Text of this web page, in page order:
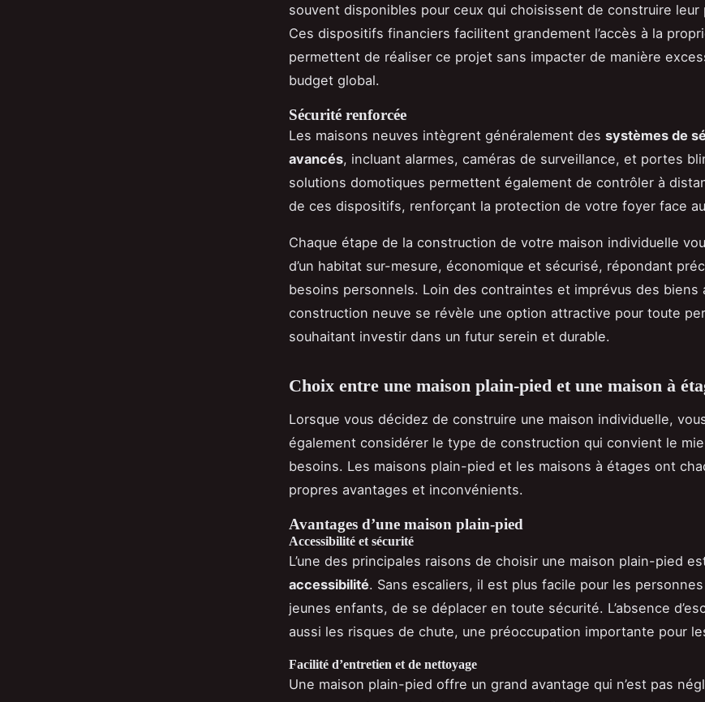
souvent disponibles pour ceux qui choisissent de construire leur
Ces dispositifs financiers facilitent grandement l’accès à la
permettent de réaliser ce projet sans impacter de manière
budget global.
Sécurité renforcée
Les maisons neuves intègrent généralement des systèmes de
avancés, incluant alarmes, caméras de surveillance, et portes
solutions domotiques permettent également de contrôler à
de ces dispositifs, renforçant la protection de votre foyer face
Chaque étape de la construction de votre maison individuelle
d’un habitat sur-mesure, économique et sécurisé, répondant
besoins personnels. Loin des contraintes et imprévus des biens
construction neuve se révèle une option attractive pour toute
souhaitant investir dans un futur serein et durable.
Choix entre une maison plain-pied et une maison à
Lorsque vous décidez de construire une maison individuelle,
également considérer le type de construction qui convient le
besoins. Les maisons plain-pied et les maisons à étages ont
propres avantages et inconvénients.
Avantages d’une maison plain-pied
Accessibilité et sécurité
L’une des principales raisons de choisir une maison plain-pied
accessibilité. Sans escaliers, il est plus facile pour les
jeunes enfants, de se déplacer en toute sécurité. L’absence
aussi les risques de chute, une préoccupation importante pour
Facilité d’entretien et de nettoyage
Une maison plain-pied offre un grand avantage qui n’est pas